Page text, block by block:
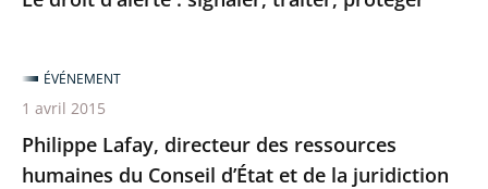
Philippe Lafay, directeur des ressources
humaines du Conseil d’État et de la juridiction
ÉVÉNEMENT
1 avril 2015